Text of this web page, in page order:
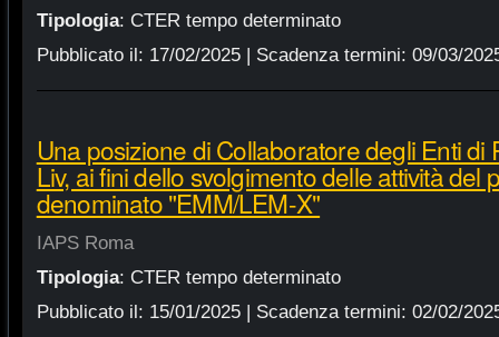
Tipologia: CTER tempo determinato
Pubblicato il: 17/02/2025| Scadenza termini: 09/03/
Una posizione di Collaboratore degli Enti di
Liv, ai fini dello svolgimento delle attività del
denominato "EMM/LEM-X"
IAPS Roma
Tipologia: CTER tempo determinato
Pubblicato il: 15/01/2025| Scadenza termini: 02/02/